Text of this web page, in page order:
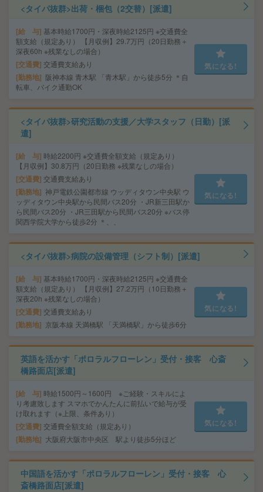
<タイパ抜群>出荷・梱包（2交替）[派遣]
給 与 基本時給1700円・深夜時給2125円 ※交通費全
額支給（規定あり） 【月収例】29.7万円（20日勤務＋
深夜60h ※残業なしの場合）
交通費 交通費支給あり
勤務地
阪神本線 青木駅 「青木駅」から徒歩5分 ＊自
転車、バイク通勤OK
気になる!
<タイパ抜群>研究活動の支援／大学スタッフ（日勤）[派
遣]
給 与 時給2200円 ※交通費全額支給（規定あり）
【月収例】30.8万円（20日勤務 ※残業なしの場合）
交通費 交通費支給あり
勤務地 神戸電鉄公園都市線 ウッディタウン中央駅 ウ
ッディタウン中央駅から民間バス20分 ・JR新三田駅か
ら民間バス20分 ・JR三田駅から民間バス20分 ※バス停
関西学院大学から徒歩2分 ＊、、
気になる!
<タイパ抜群>病院の設備管理（シフト制）[派遣]
給 与 基本時給1700円・深夜時給2125円 ※交通費全
額支給（規定あり） 【月収例】27.2万円（10日勤務＋
深夜20h ※残業なしの場合）
交通費 交通費支給あり
勤務地 京阪本線 天満橋駅 「天満橋駅」から徒歩6分
気になる!
英語を活かす「ポロラルフローレン」受付・接客 心斎
橋路面店[派遣]
給 与 時給1500円～1600円 ※ご経験・スキルによ
り考慮致します スマホでかんたんに前払いで給与が受
け取れます（※上限、条件あり）
交通費 交通費全額支給（規定あり）
勤務地 大阪府大阪市中央区 駅より徒歩5分ほど
気になる!
中国語を活かす「ポロラルフローレン」受付・接客 心
斎橋路面店[派遣]